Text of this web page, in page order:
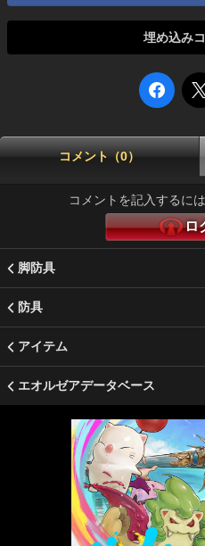
埋め込み
コメント（0）
コメントを記入するに
ロ
脚防具
防具
アイテム
エオルゼアデータベース